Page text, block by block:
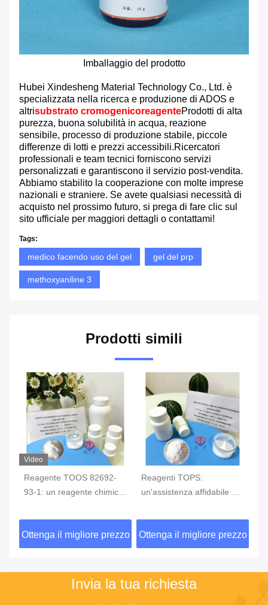
Imballaggio del prodotto
Hubei Xindesheng Material Technology Co., Ltd. è
specializzata nella ricerca e produzione di ADOS e
altrisubstrato cromogenicoreagenteProdotti di alta
purezza, buona solubilità in acqua, reazione
sensibile, processo di produzione stabile, piccole
differenze di lotti e prezzi accessibili.Ricercatori
professionali e team tecnici forniscono servizi
personalizzati e garantiscono il servizio post-vendita.
Abbiamo stabilito la cooperazione con molte imprese
nazionali e straniere. Se avete qualsiasi necessità di
acquisto nel prossimo futuro, si prega di fare clic sul
sito ufficiale per maggiori dettagli o contattami!
Tags:
medico facendo uso del gel gel del prp
methoxyaniline 3
Prodotti simili
Video
Reagente TOOS 82692-
93-1: un reagente chimico
monitoraggio della
glicemia
Ottenga il migliore prezzo
Reagenti TOPS:
un'assistenza affidabile per
Ottenga il migliore prezzo
Invia la tua richiesta